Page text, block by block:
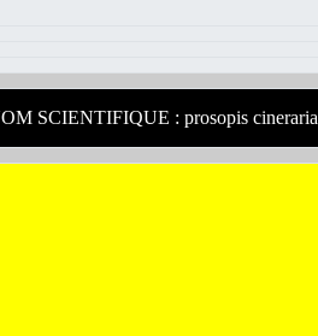
SCIENTIFIQUE : prosopis cineraria